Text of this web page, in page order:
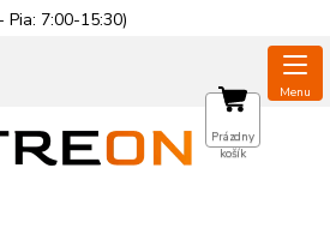
NÁKUPNÝ
KOŠÍK
Prázdny
košík